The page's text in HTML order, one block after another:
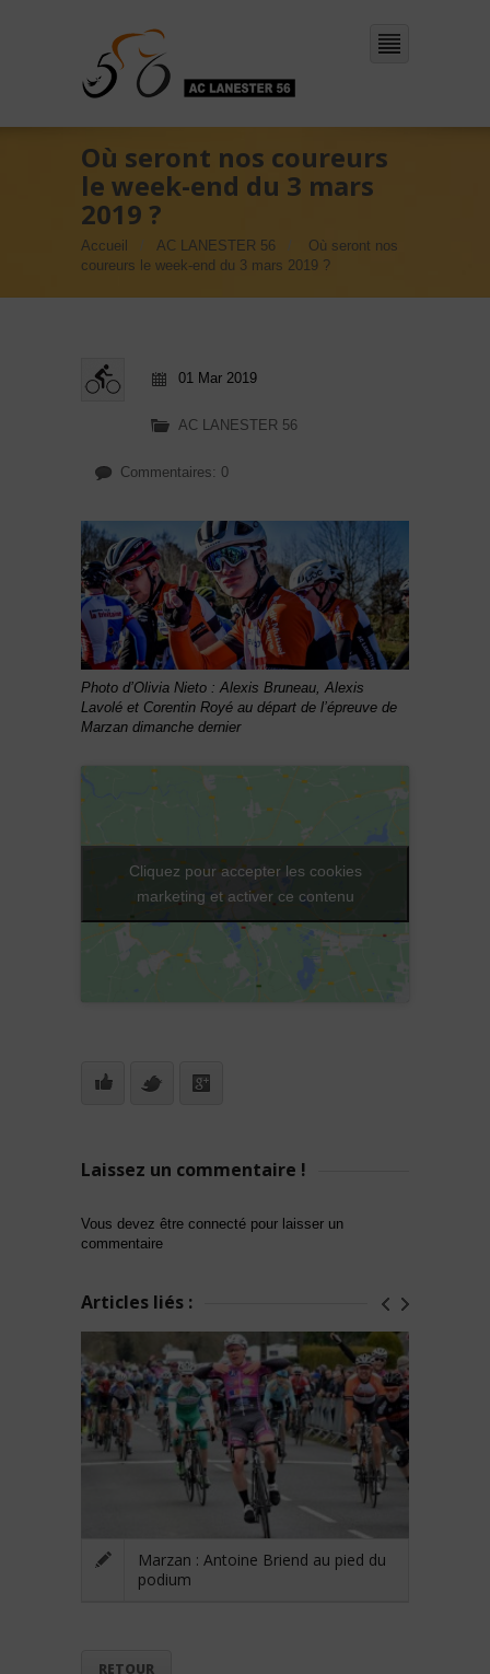
Où seront nos coureurs
le week-end du 3 mars
2019 ?
Accueil AC LANESTER 56
Où seront nos
coureurs le week-end du 3 mars 2019 ?
01 Mar 2019
AC LANESTER 56
Commentaires: 0
Photo d’Olivia Nieto : Alexis Bruneau, Alexis
Lavolé et Corentin Royé au départ de l’épreuve de
Marzan dimanche dernier
Cliquez pour accepter les cookies
marketing et activer ce contenu
Laissez un commentaire !
Vous devez être connecté pour laisser un
commentaire
Articles liés :
Marzan : Antoine Briend au pied du
podium
RETOUR